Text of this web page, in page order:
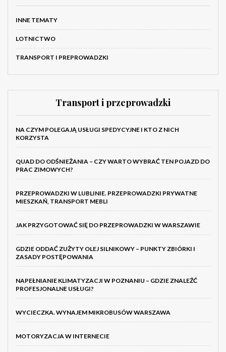
INNE TEMATY
LOTNICTWO
TRANSPORT I PREPROWADZKI
Transport i przeprowadzki
NA CZYM POLEGAJĄ USŁUGI SPEDYCYJNE I KTO Z NICH
KORZYSTA
QUAD DO ODŚNIEŻANIA – CZY WARTO WYBRAĆ TEN POJAZD DO
PRAC ZIMOWYCH?
PRZEPROWADZKI W LUBLINIE. PRZEPROWADZKI PRYWATNE
MIESZKAŃ, TRANSPORT MEBLI
JAK PRZYGOTOWAĆ SIĘ DO PRZEPROWADZKI W WARSZAWIE
GDZIE ODDAĆ ZUŻYTY OLEJ SILNIKOWY – PUNKTY ZBIÓRKI I
ZASADY POSTĘPOWANIA
NAPEŁNIANIE KLIMATYZACJI W POZNANIU – GDZIE ZNALEŹĆ
PROFESJONALNE USŁUGI?
WYCIECZKA. WYNAJEM MIKROBUSÓW WARSZAWA
MOTORYZACJA W INTERNECIE